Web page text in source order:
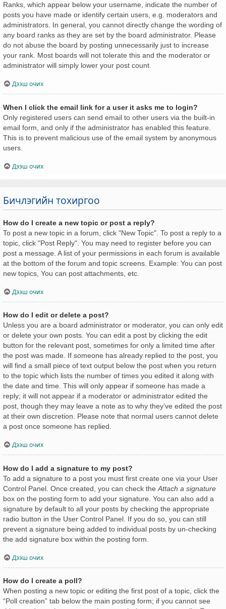
Ranks, which appear below your username, indicate the number of
posts you have made or identify certain users, e.g. moderators and
administrators. In general, you cannot directly change the wording of
any board ranks as they are set by the board administrator. Please
do not abuse the board by posting unnecessarily just to increase
your rank. Most boards will not tolerate this and the moderator or
administrator will simply lower your post count.
Дээш очих
When I click the email link for a user it asks me to login?
Only registered users can send email to other users via the built-in
email form, and only if the administrator has enabled this feature.
This is to prevent malicious use of the email system by anonymous
users.
Дээш очих
Бичлэгийн тохиргоо
How do I create a new topic or post a reply?
To post a new topic in a forum, click "New Topic". To post a reply to a
topic, click "Post Reply". You may need to register before you can
post a message. A list of your permissions in each forum is available
at the bottom of the forum and topic screens. Example: You can post
new topics, You can post attachments, etc.
Дээш очих
How do I edit or delete a post?
Unless you are a board administrator or moderator, you can only edit
or delete your own posts. You can edit a post by clicking the edit
button for the relevant post, sometimes for only a limited time after
the post was made. If someone has already replied to the post, you
will find a small piece of text output below the post when you return
to the topic which lists the number of times you edited it along with
the date and time. This will only appear if someone has made a
reply; it will not appear if a moderator or administrator edited the
post, though they may leave a note as to why they’ve edited the post
at their own discretion. Please note that normal users cannot delete
a post once someone has replied.
Дээш очих
How do I add a signature to my post?
To add a signature to a post you must first create one via your User
Control Panel. Once created, you can check the Attach a signature
box on the posting form to add your signature. You can also add a
signature by default to all your posts by checking the appropriate
radio button in the User Control Panel. If you do so, you can still
prevent a signature being added to individual posts by un-checking
the add signature box within the posting form.
Дээш очих
How do I create a poll?
When posting a new topic or editing the first post of a topic, click the
“Poll creation” tab below the main posting form; if you cannot see